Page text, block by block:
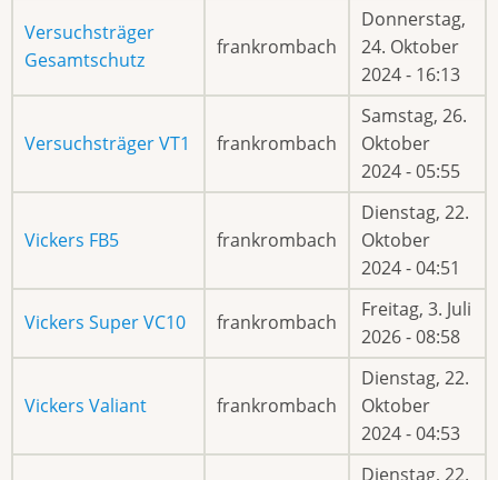
Versuchsträger
Gesamtschutz
frankrombach
Donnerstag,
24. Oktober
2024 - 16:13
Versuchsträger VT1 frankrombach
Samstag, 26.
Oktober
2024 - 05:55
Vickers FB5 frankrombach
Dienstag, 22.
Oktober
2024 - 04:51
Vickers Super VC10 frankrombach
Freitag, 3. Juli
2026 - 08:58
Vickers Valiant frankrombach
Dienstag, 22.
Oktober
2024 - 04:53
Dienstag, 22.